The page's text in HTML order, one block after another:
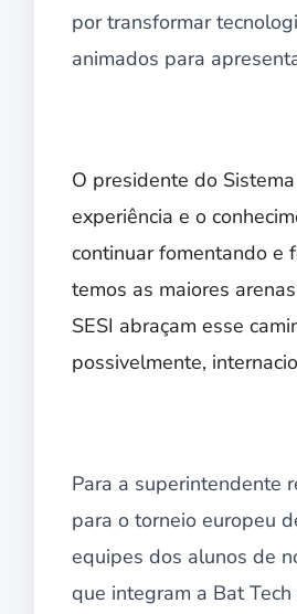
por transformar
animados para
O presidente do
experiência e o
continuar fomentando e
temos as maiores
SESI abraçam esse
possivelmente,
Para a superintendente
para o torneio europeu
equipes dos alunos de
que integram a Bat